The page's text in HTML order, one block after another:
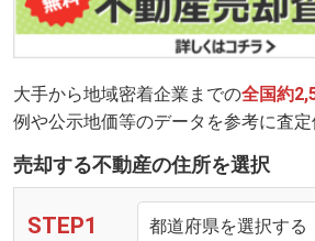
大手から地域密着企業までの全国約
例や公示地価等のデータを参考に査定
売却する不動産の住所を選択
STEP1